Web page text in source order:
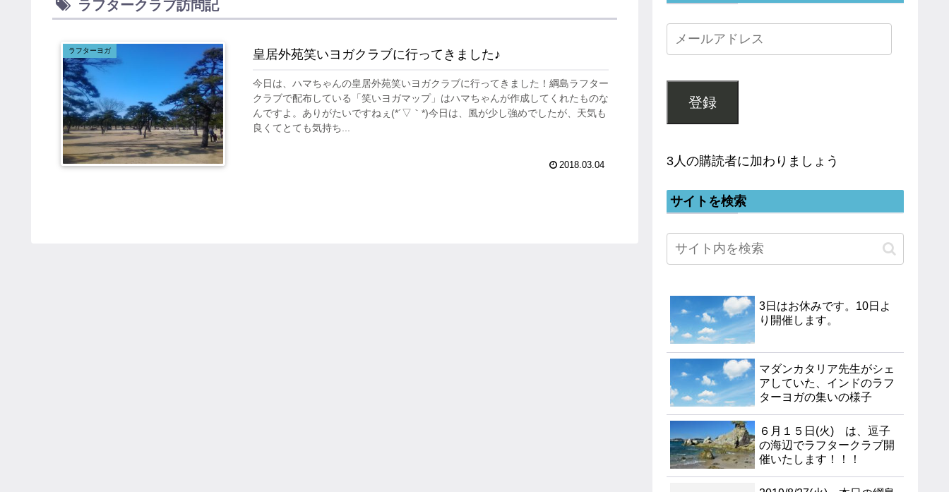
ラフタークラブ訪問記
ラフターヨガ 皇居外苑笑いヨガクラブに行ってきました♪
今日は、ハマちゃんの皇居外苑笑いヨガクラブに行ってきました！綱島ラフター
クラブで配布している「笑いヨガマップ」はハマちゃんが作成してくれたものな
んですよ。ありがたいですねぇ(*´▽｀*)今日は、風が少し強めでしたが、天気も
良くてとても気持ち...
2018.03.04
登録
3人の購読者に加わりましょう
サイトを検索
3日はお休みです。10日よ
り開催します。
マダンカタリア先生がシェ
アしていた、インドのラフ
ターヨガの集いの様子
６月１５日(火) は、逗子
の海辺でラフタークラブ開
催いたします！！！